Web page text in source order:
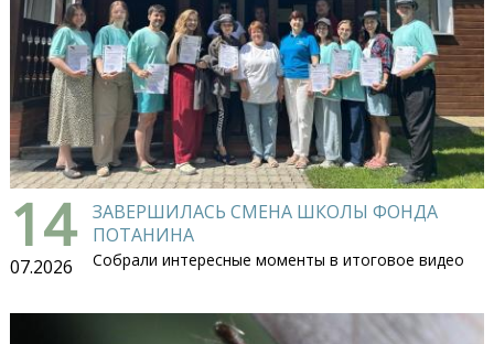
14
07.2026
ЗАВЕРШИЛАСЬ СМЕНА ШКОЛЫ ФОНДА
ПОТАНИНА
Собрали интересные моменты в итоговое видео